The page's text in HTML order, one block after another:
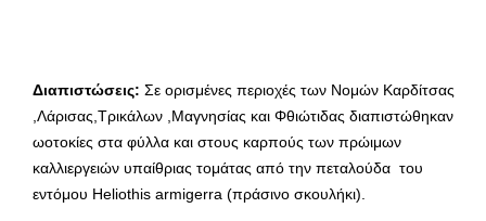
Διαπιστώσεις: Σε ορισμένες περιοχές των Νομών Καρδίτσας
,Λάρισας,Τρικάλων ,Μαγνησίας και Φθιώτιδας διαπιστώθηκαν
ωοτοκίες στα φύλλα και στους καρπούς των πρώιμων
καλλιεργειών υπαίθριας τομάτας από την πεταλούδα του
εντόμου Heliothis armigerra (πράσινο σκουλήκι).